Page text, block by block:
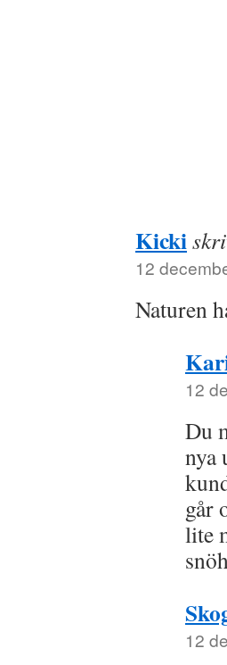
Kicki
12
Naturen
12
Du
nya
går
lite
12